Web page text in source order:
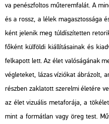
va pe­nész­fol­tos mű­te­rem­fa­lát. A
és a rossz, a lélek ma­gasz­tos­sá­ga
ként je­le­nik meg túl­dí­szí­tet­ten
fő­ként kül­föl­di ki­ál­lí­tá­sa­i­nak és
fel­ka­pott lett. Az élet va­ló­sá­gá­nak
vég­le­te­ket, lázas ví­zi­ó­kat áb­rá­zolt,
rész­ben zak­la­tott sze­rel­mi éle­té­re
az élet vi­zu­á­lis me­ta­fo­rá­ja, a
mint a for­mát­lan vagy öreg test.